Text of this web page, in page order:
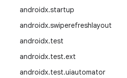
androidx.startup
androidx.swiperefreshlayout
androidx.test
androidx.test.ext
androidx.test.uiautomator